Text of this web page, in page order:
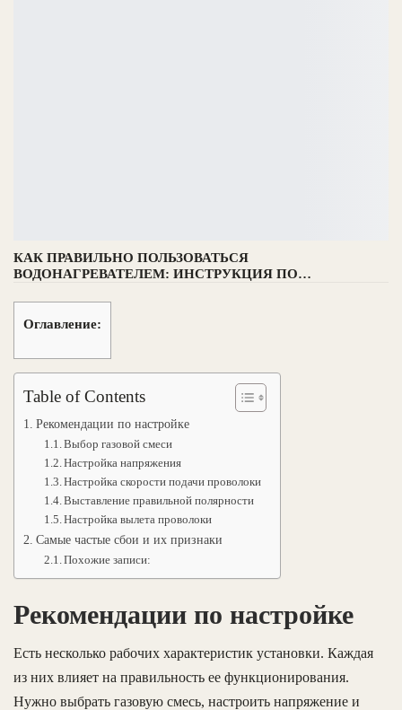
КАК ПРАВИЛЬНО ПОЛЬЗОВАТЬСЯ
ВОДОНАГРЕВАТЕЛЕМ: ИНСТРУКЦИЯ ПО…
Оглавление:
Table of Contents
Рекомендации по настройке
Выбор газовой смеси
Настройка напряжения
Настройка скорости подачи проволоки
Выставление правильной полярности
Настройка вылета проволоки
Самые частые сбои и их признаки
Похожие записи:
Рекомендации по настройке
Есть несколько рабочих характеристик установки. Каждая
из них влияет на правильность ее функционирования.
Нужно выбрать газовую смесь, настроить напряжение и